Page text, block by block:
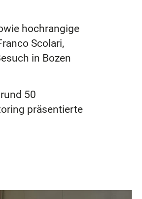
hochrangige
Scolari,
in Bozen
50
präsentierte